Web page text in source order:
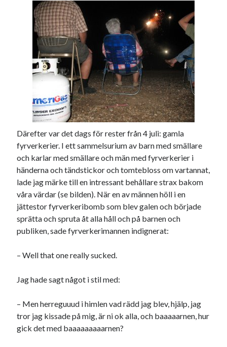
Därefter var det dags för rester från 4 juli: gamla
fyrverkerier. I ett sammelsurium av barn med smällare
och karlar med smällare och män med fyrverkerier i
händerna och tändstickor och tomtebloss om vartannat,
lade jag märke till en intressant behållare strax bakom
våra värdar (se bilden). När en av männen höll i en
jättestor fyrverkeribomb som blev galen och började
sprätta och spruta åt alla håll och på barnen och
publiken, sade fyrverkerimannen indignerat:
– Well that one really sucked.
Jag hade sagt något i stil med:
– Men herreguuud i himlen vad rädd jag blev, hjälp, jag
tror jag kissade på mig, är ni ok alla, och baaaaarnen, hur
gick det med baaaaaaaaarnen?